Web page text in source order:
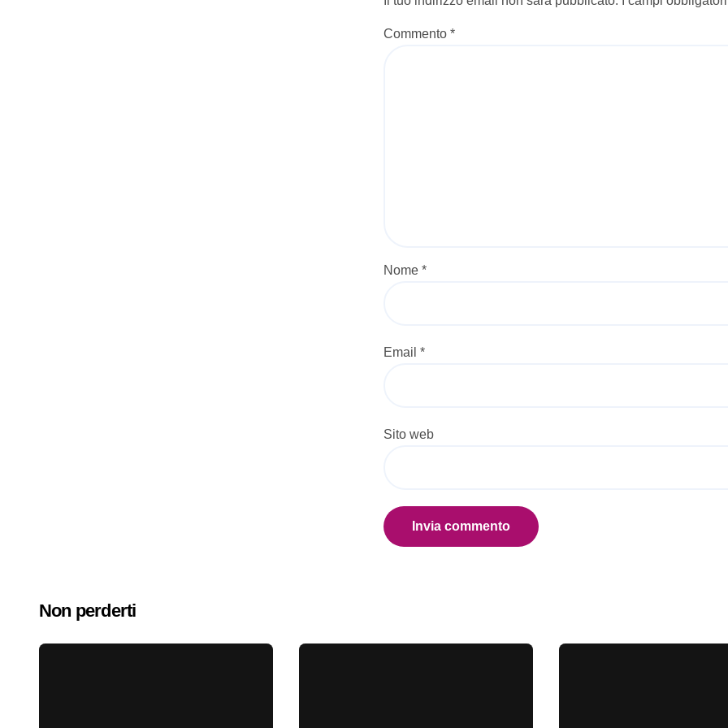
Commento *
Nome *
Email *
Sito web
Non perderti